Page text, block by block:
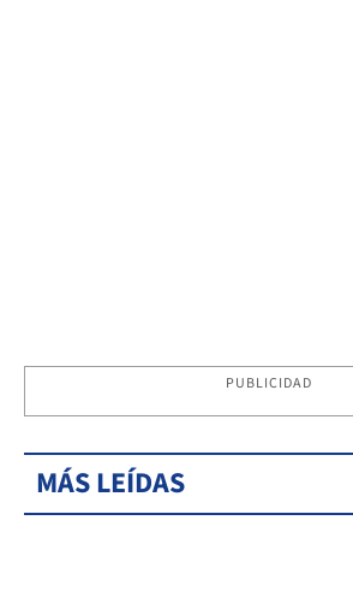
PUBLICIDAD
MÁS LEÍDAS